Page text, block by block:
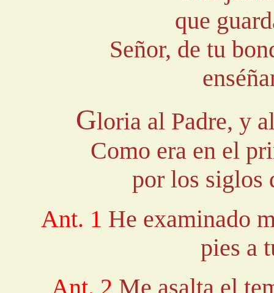
que
Señor, de tu
Gloria al Padre, y
Como era en el
por los siglos
Ant. 1 He examinado
pies a
Ant. 2 Me asalta el